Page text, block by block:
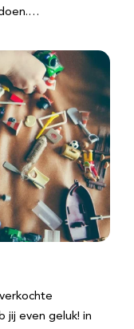
jij even geluk! in